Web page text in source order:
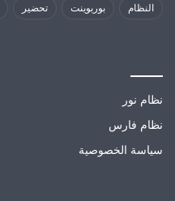
النظام بوربوينت تحضير
نظام نور
نظام فارس
سياسة الخصوصية